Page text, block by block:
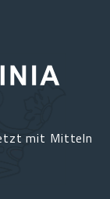
mit Mitteln